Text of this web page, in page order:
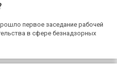
первое заседание рабочей
в сфере безнадзорных